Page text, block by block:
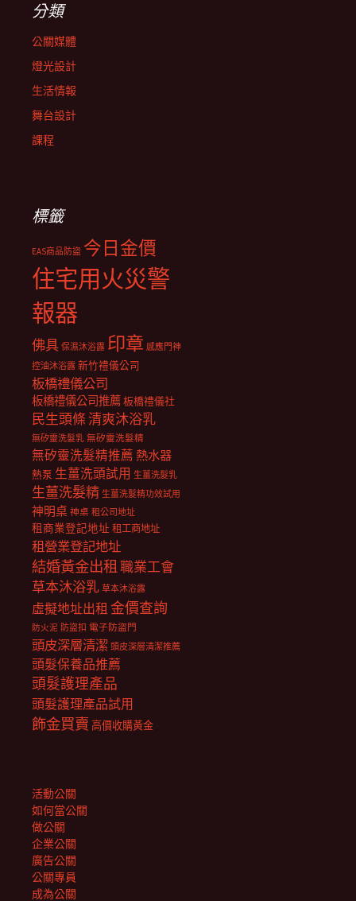
分類
公關媒體
燈光設計
生活情報
舞台設計
課程
標籤
EAS商品防盜 今日金價
住宅用火災警
報器
佛具 保濕沐浴露 印章 感應門神
控油沐浴露 新竹禮儀公司
板橋禮儀公司
板橋禮儀公司推薦板橋禮儀社
民生頭條清爽沐浴乳
無矽靈洗髮乳 無矽靈洗髮精
無矽靈洗髮精推薦 熱水器
熱泵 生薑洗頭試用 生薑洗髮乳
生薑洗髮精 生薑洗髮精功效試用
神明桌 神桌 租公司地址
租商業登記地址 租工商地址
租營業登記地址
結婚黃金出租職業工會
草本沐浴乳 草本沐浴露
虛擬地址出租 金價查詢
防火泥 防盜扣 電子防盜門
頭皮深層清潔 頭皮深層清潔推薦
頭髮保養品推薦
頭髮護理產品
頭髮護理產品試用
飾金買賣 高價收購黃金
活動公關
如何當公關
做公關
企業公關
廣告公關
公關專員
成為公關